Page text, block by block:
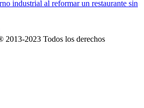
industrial al reformar un restaurante sin
2013-2023 Todos los derechos